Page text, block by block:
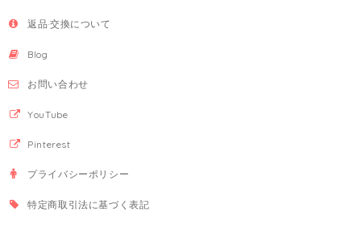
返品·交換について
Blog
お問い合わせ
YouTube
Pinterest
プライバシーポリシー
特定商取引法に基づく表記